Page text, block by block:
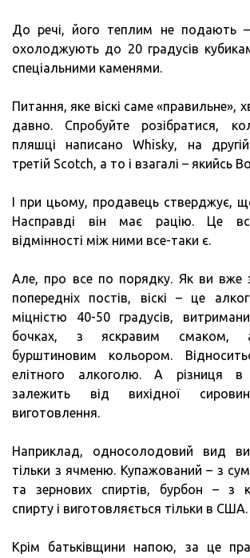
До речі, його теплим не подають –
охолоджують до 20 градусів
спеціальними каменями.
Питання, яке віскі саме «правильне»,
давно. Спробуйте розібратися,
пляшці написано Whisky, на
третій Scotch, а то і взагалі – якийсь
І при цьому, продавець стверджує,
Насправді він має рацію. Це
відмінності між ними все-таки є.
Але, про все по порядку. Як ви вже
попередніх постів, віскі – це
міцністю 40-50 градусів,
бочках, з яскравим смаком,
бурштиновим кольором.
елітного алкоголю. А різниця
залежить від вихідної
виготовлення.
Наприклад, односолодовий вид
тільки з ячменю. Купажований – з
та зернових спиртів, бурбон – з
спирту і виготовляється тільки в США.
Крім батьківщини напою, за це